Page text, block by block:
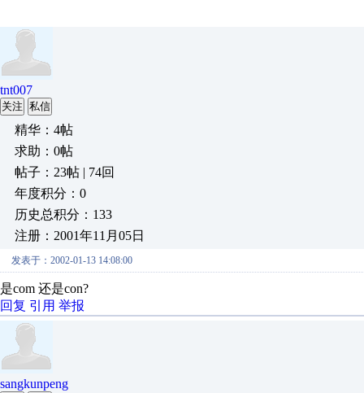
tnt007
关注 私信
精华：4帖
求助：0帖
帖子：23帖 | 74回
年度积分：0
历史总积分：133
注册：2001年11月05日
发表于：2002-01-13 14:08:00
是com 还是con?
回复 引用 举报
sangkunpeng